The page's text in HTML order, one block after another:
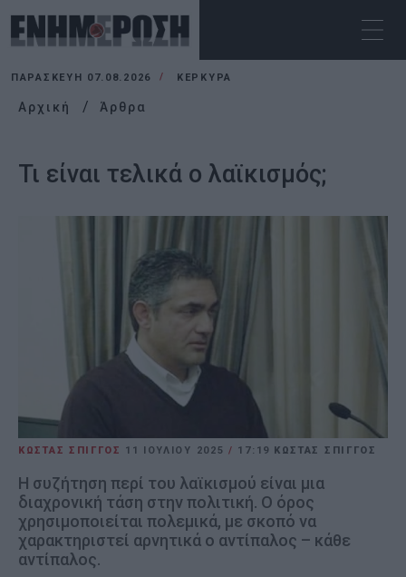
ΠΑΡΑΣΚΕΥΉ 07.08.2026 ΚΕΡΚΥΡΑ
Αρχική Άρθρα
Τι είναι τελικά ο λαϊκισμός;
ΚΩΣΤΑΣ ΣΠΙΓΓΟΣ 11 ΙΟΥΛΊΟΥ 2025/ 17:19 ΚΩΣΤΑΣ ΣΠΙΓΓΟΣ
Η συζήτηση περί του λαϊκισμού είναι μια
διαχρονική τάση στην πολιτική. Ο όρος
χρησιμοποιείται πολεμικά, με σκοπό να
χαρακτηριστεί αρνητικά ο αντίπαλος – κάθε
αντίπαλος.